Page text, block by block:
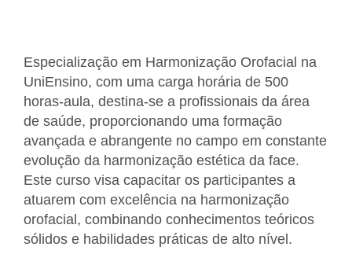
Especialização em Harmonização Orofacial na
UniEnsino, com uma carga horária de 500
horas-aula, destina-se a profissionais da área
de saúde, proporcionando uma formação
avançada e abrangente no campo em constante
evolução da harmonização estética da face.
Este curso visa capacitar os participantes a
atuarem com excelência na harmonização
orofacial, combinando conhecimentos teóricos
sólidos e habilidades práticas de alto nível.